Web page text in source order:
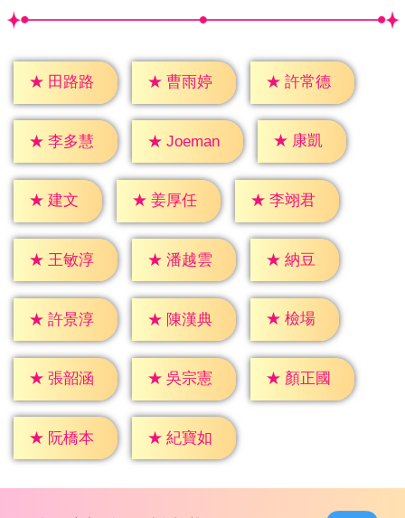
★ 田路路 ★ 曹雨婷 ★ 許常德
★ 李多慧 ★ Joeman ★ 康凱
★ 建文 ★ 姜厚任 ★ 李翊君
★ 王敏淳 ★ 潘越雲 ★ 納豆
★ 許景淳 ★ 陳漢典 ★ 檢場
★ 張韶涵 ★ 吳宗憲 ★ 顏正國
★ 阮橋本 ★ 紀寶如